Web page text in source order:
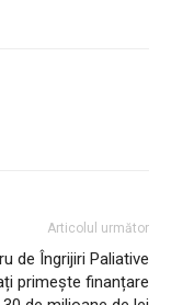
Articolul următor
de Îngrijiri Paliative
primește finanțare